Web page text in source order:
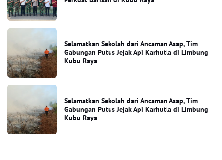
Selamatkan Sekolah dari Ancaman Asap, Tim
Gabungan Putus Jejak Api Karhutla di Limbung
Kubu Raya
Selamatkan Sekolah dari Ancaman Asap, Tim
Gabungan Putus Jejak Api Karhutla di Limbung
Kubu Raya